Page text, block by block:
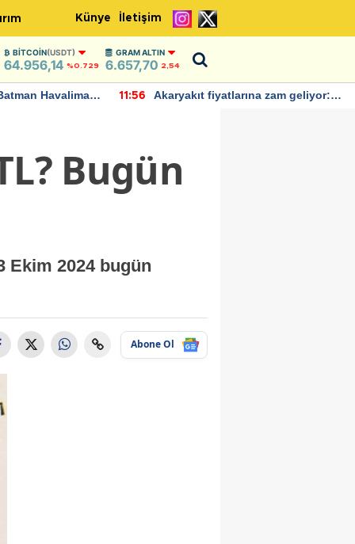
Künye İletişim
BITCOIN(USDT)
64.956,14 %0.729
GRAM ALTIN
6.657,70 2,54
Havalimanı
11:56
Akaryakıt fiyatlarına zam geliyor:
Bugün
Ekim 2024 bugün
Abone Ol